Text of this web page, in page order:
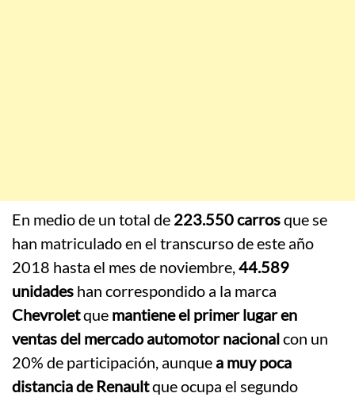
En medio de un total de 223.550 carrosque se
han matriculado en el transcurso de este año
2018 hasta el mes de noviembre,44.589
unidades han correspondido a la marca
Chevroletque mantiene el primer lugar en
ventas del mercado automotor nacionalcon un
20% de participación, aunque a muy poca
distancia de Renaultque ocupa el segundo